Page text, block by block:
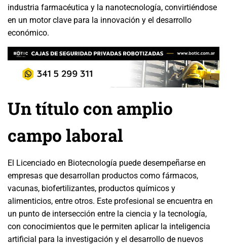
industria farmacéutica y la nanotecnología, convirtiéndose
en un motor clave para la innovación y el desarrollo
económico.
Un título con amplio
campo laboral
El Licenciado en Biotecnología puede desempeñarse en
empresas que desarrollan productos como fármacos,
vacunas, biofertilizantes, productos químicos y
alimenticios, entre otros. Este profesional se encuentra en
un punto de intersección entre la ciencia y la tecnología,
con conocimientos que le permiten aplicar la inteligencia
artificial para la investigación y el desarrollo de nuevos